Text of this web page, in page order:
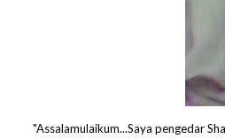
"Assalamulaikum...Saya pengedar